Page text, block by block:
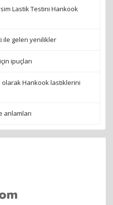
Lastik Testini Hankook
ile gelen yenilikler
ipuçları
olarak Hankook lastiklerini
anlamları